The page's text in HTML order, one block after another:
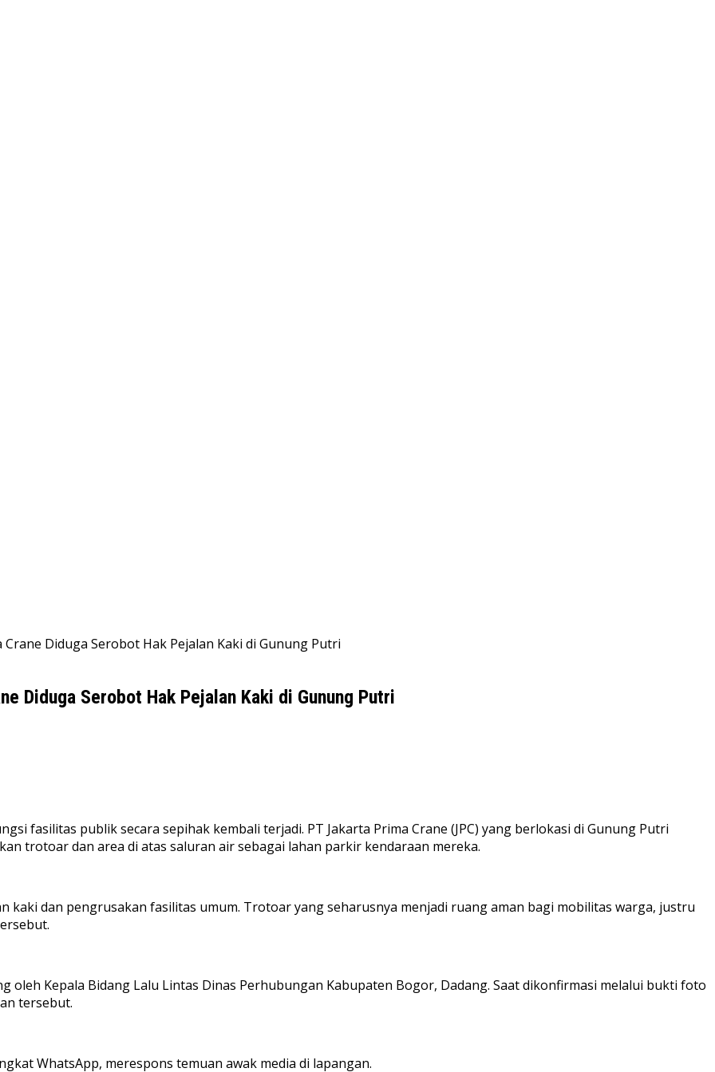
Diduga Serobot Hak Pejalan Kaki di Gunung Putri
Diduga Serobot Hak Pejalan Kaki di Gunung Putri
fasilitas publik secara sepihak kembali terjadi. PT Jakarta Prima Crane (JPC) yang berlokasi di Gunung Putri
trotoar dan area di atas saluran air sebagai lahan parkir kendaraan mereka.
kaki dan pengrusakan fasilitas umum. Trotoar yang seharusnya menjadi ruang aman bagi mobilitas warga, justru
oleh Kepala Bidang Lalu Lintas Dinas Perhubungan Kabupaten Bogor, Dadang. Saat dikonfirmasi melalui bukti foto
tersebut.
WhatsApp, merespons temuan awak media di lapangan.